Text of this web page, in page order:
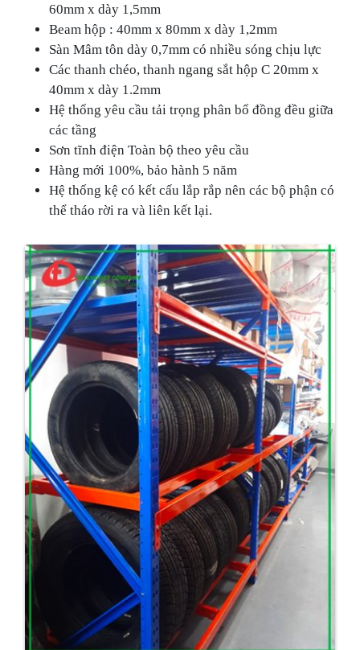
60mm x dày 1,5mm
Beam hộp : 40mm x 80mm x dày 1,2mm
Sàn Mâm tôn dày 0,7mm có nhiều sóng chịu lực
Các thanh chéo, thanh ngang sắt hộp C 20mm x
40mm x dày 1.2mm
Hệ thống yêu cầu tải trọng phân bố đồng đều giữa
các tầng
Sơn tĩnh điện Toàn bộ theo yêu cầu
Hàng mới 100%, bảo hành 5 năm
Hệ thống kệ có kết cấu lắp rắp nên các bộ phận có
thể tháo rời ra và liên kết lại.